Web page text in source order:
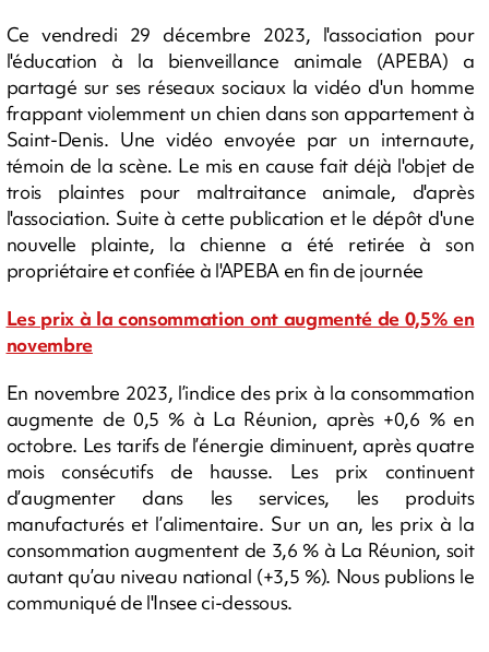
Ce vendredi 29 décembre 2023, l'association pour
l'éducation à la bienveillance animale (APEBA) a
partagé sur ses réseaux sociaux la vidéo d'un homme
frappant violemment un chien dans son appartement à
Saint-Denis. Une vidéo envoyée par un internaute,
témoin de la scène. Le mis en cause fait déjà l'objet de
trois plaintes pour maltraitance animale, d'après
l'association. Suite à cette publication et le dépôt d'une
nouvelle plainte, la chienne a été retirée à son
propriétaire et confiée à l'APEBA en fin de journée
Les prix à la consommation ont augmenté de 0,5% en
novembre
En novembre 2023, l’indice des prix à la consommation
augmente de 0,5 % à La Réunion, après +0,6 % en
octobre. Les tarifs de l’énergie diminuent, après quatre
mois consécutifs de hausse. Les prix continuent
d’augmenter dans les services, les produits
manufacturés et l’alimentaire. Sur un an, les prix à la
consommation augmentent de 3,6 % à La Réunion, soit
autant qu’au niveau national (+3,5 %). Nous publions le
communiqué de l'Insee ci-dessous.